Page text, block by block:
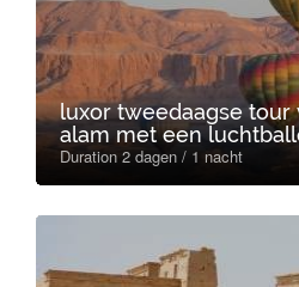
luxor tweedaagse tour
alam met een
Duration 2 dagen / 1 nacht